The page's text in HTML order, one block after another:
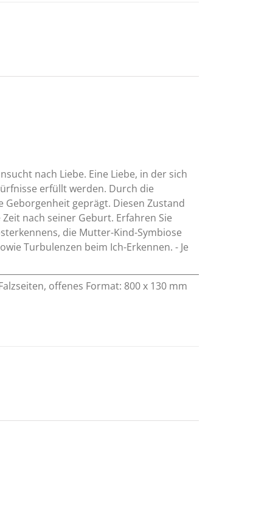
nach Liebe. Eine Liebe, in der sich
erfüllt werden. Durch die
geprägt. Diesen Zustand
nach seiner Geburt. Erfahren Sie
die Mutter-Kind-Symbiose
Turbulenzen beim Ich-Erkennen. - Je
offenes Format: 800 x 130 mm